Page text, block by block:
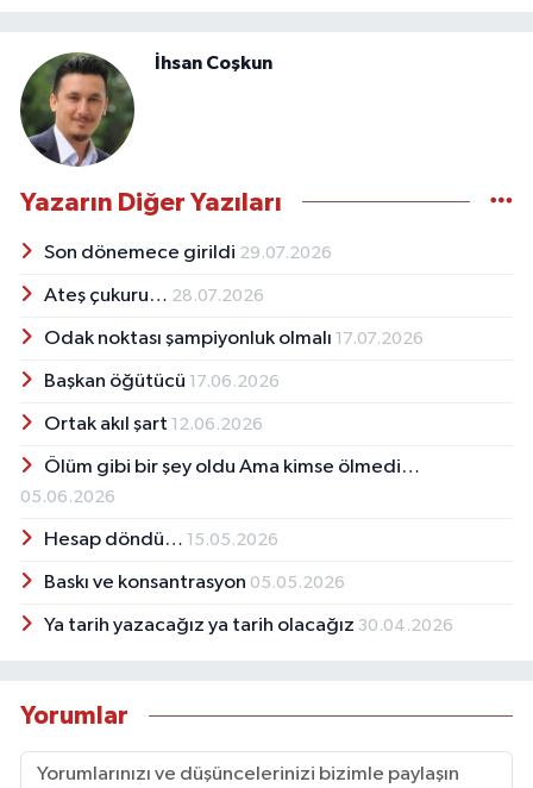
İhsan Coşkun
Yazarın Diğer Yazıları
Son dönemece girildi 29.07.2026
Ateş çukuru… 28.07.2026
Odak noktası şampiyonluk olmalı 17.07.2026
Başkan öğütücü 17.06.2026
Ortak akıl şart 12.06.2026
Ölüm gibi bir şey oldu Ama kimse ölmedi…
05.06.2026
Hesap döndü… 15.05.2026
Baskı ve konsantrasyon 05.05.2026
Ya tarih yazacağız ya tarih olacağız 30.04.2026
Yorumlar